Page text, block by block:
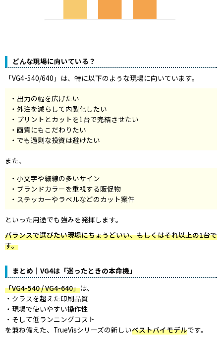
どんな現場に向いている？
「VG4-540/640」は、特に以下のような現場に向いています。
出力の幅を広げたい
外注を減らして内製化したい
プリントとカットを1台で完結させたい
画質にもこだわりたい
でも過剰な投資は避けたい
また、
小文字や細線の多いサイン
ブランドカラーを重視する販促物
ステッカーやラベルなどのカット案件
といった用途でも強みを発揮します。
バランスで選びたい現場にちょうどいい、もしくはそれ以上の1台で
す。
まとめ｜VG4は「迷ったときの本命機」
「VG4-540 / VG4-640」は、
クラスを超えた印刷品質
現場で使いやすい操作性
そして低ランニングコスト
を兼ね備えた、TrueVisシリーズの新しいベストバイモデルです。